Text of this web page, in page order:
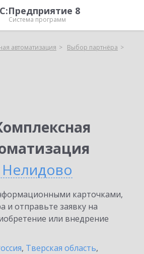
8
Система программ
автоматизация
Выбор партнёра
Нелидово
карточками,
и отправьте заявку на
или внедрение
, Тверская область,